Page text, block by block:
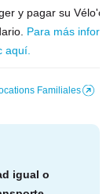
y pagar su Vélo'c,
Para más
aquí.
Familiales(
igual o